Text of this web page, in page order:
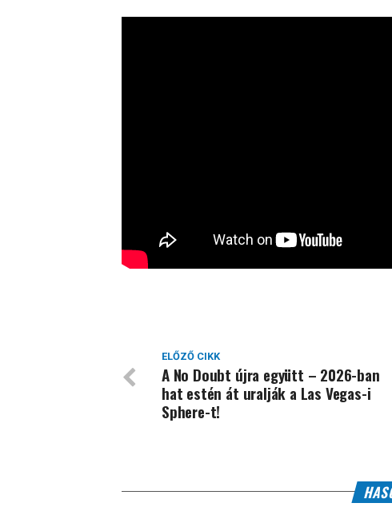
ELŐZŐ CIKK
A No Doubt újra együtt – 2026-ban
hat estén át uralják a Las Vegas-i
Sphere-t!